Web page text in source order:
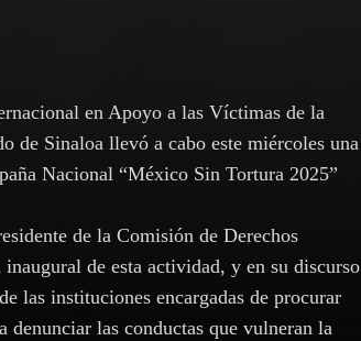
en Apoyo a las Víctimas de la
de Sinaloa llevó a cabo este miércoles una
Nacional “México Sin Tortura 2025”
de la Comisión de Derechos
de esta actividad, y en su discurso
las instituciones encargadas de procurar
las conductas que vulneran la